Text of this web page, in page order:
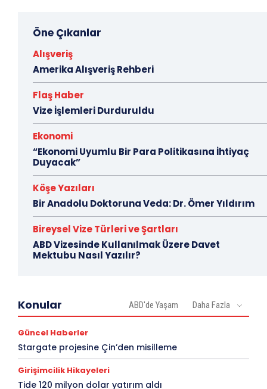
Öne Çıkanlar
Alışveriş
Amerika Alışveriş Rehberi
Flaş Haber
Vize İşlemleri Durduruldu
Ekonomi
“Ekonomi Uyumlu Bir Para Politikasına İhtiyaç
Duyacak”
Köşe Yazıları
Bir Anadolu Doktoruna Veda: Dr. Ömer Yıldırım
Bireysel Vize Türleri ve Şartları
ABD Vizesinde Kullanılmak Üzere Davet
Mektubu Nasıl Yazılır?
Konular ABD'de Yaşam Daha Fazla
Güncel Haberler
Stargate projesine Çin’den misilleme
Girişimcilik Hikayeleri
Tide 120 milyon dolar yatırım aldı